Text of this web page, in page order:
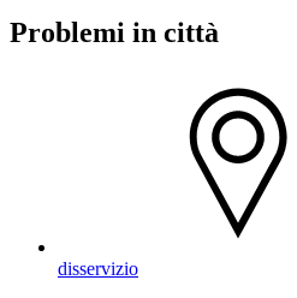
Problemi in città
disservizio